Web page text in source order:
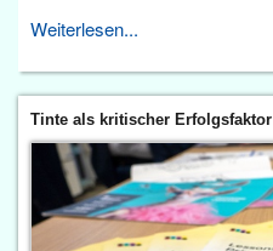
Weiterlesen...
Tinte als kritischer Erfolgsfaktor